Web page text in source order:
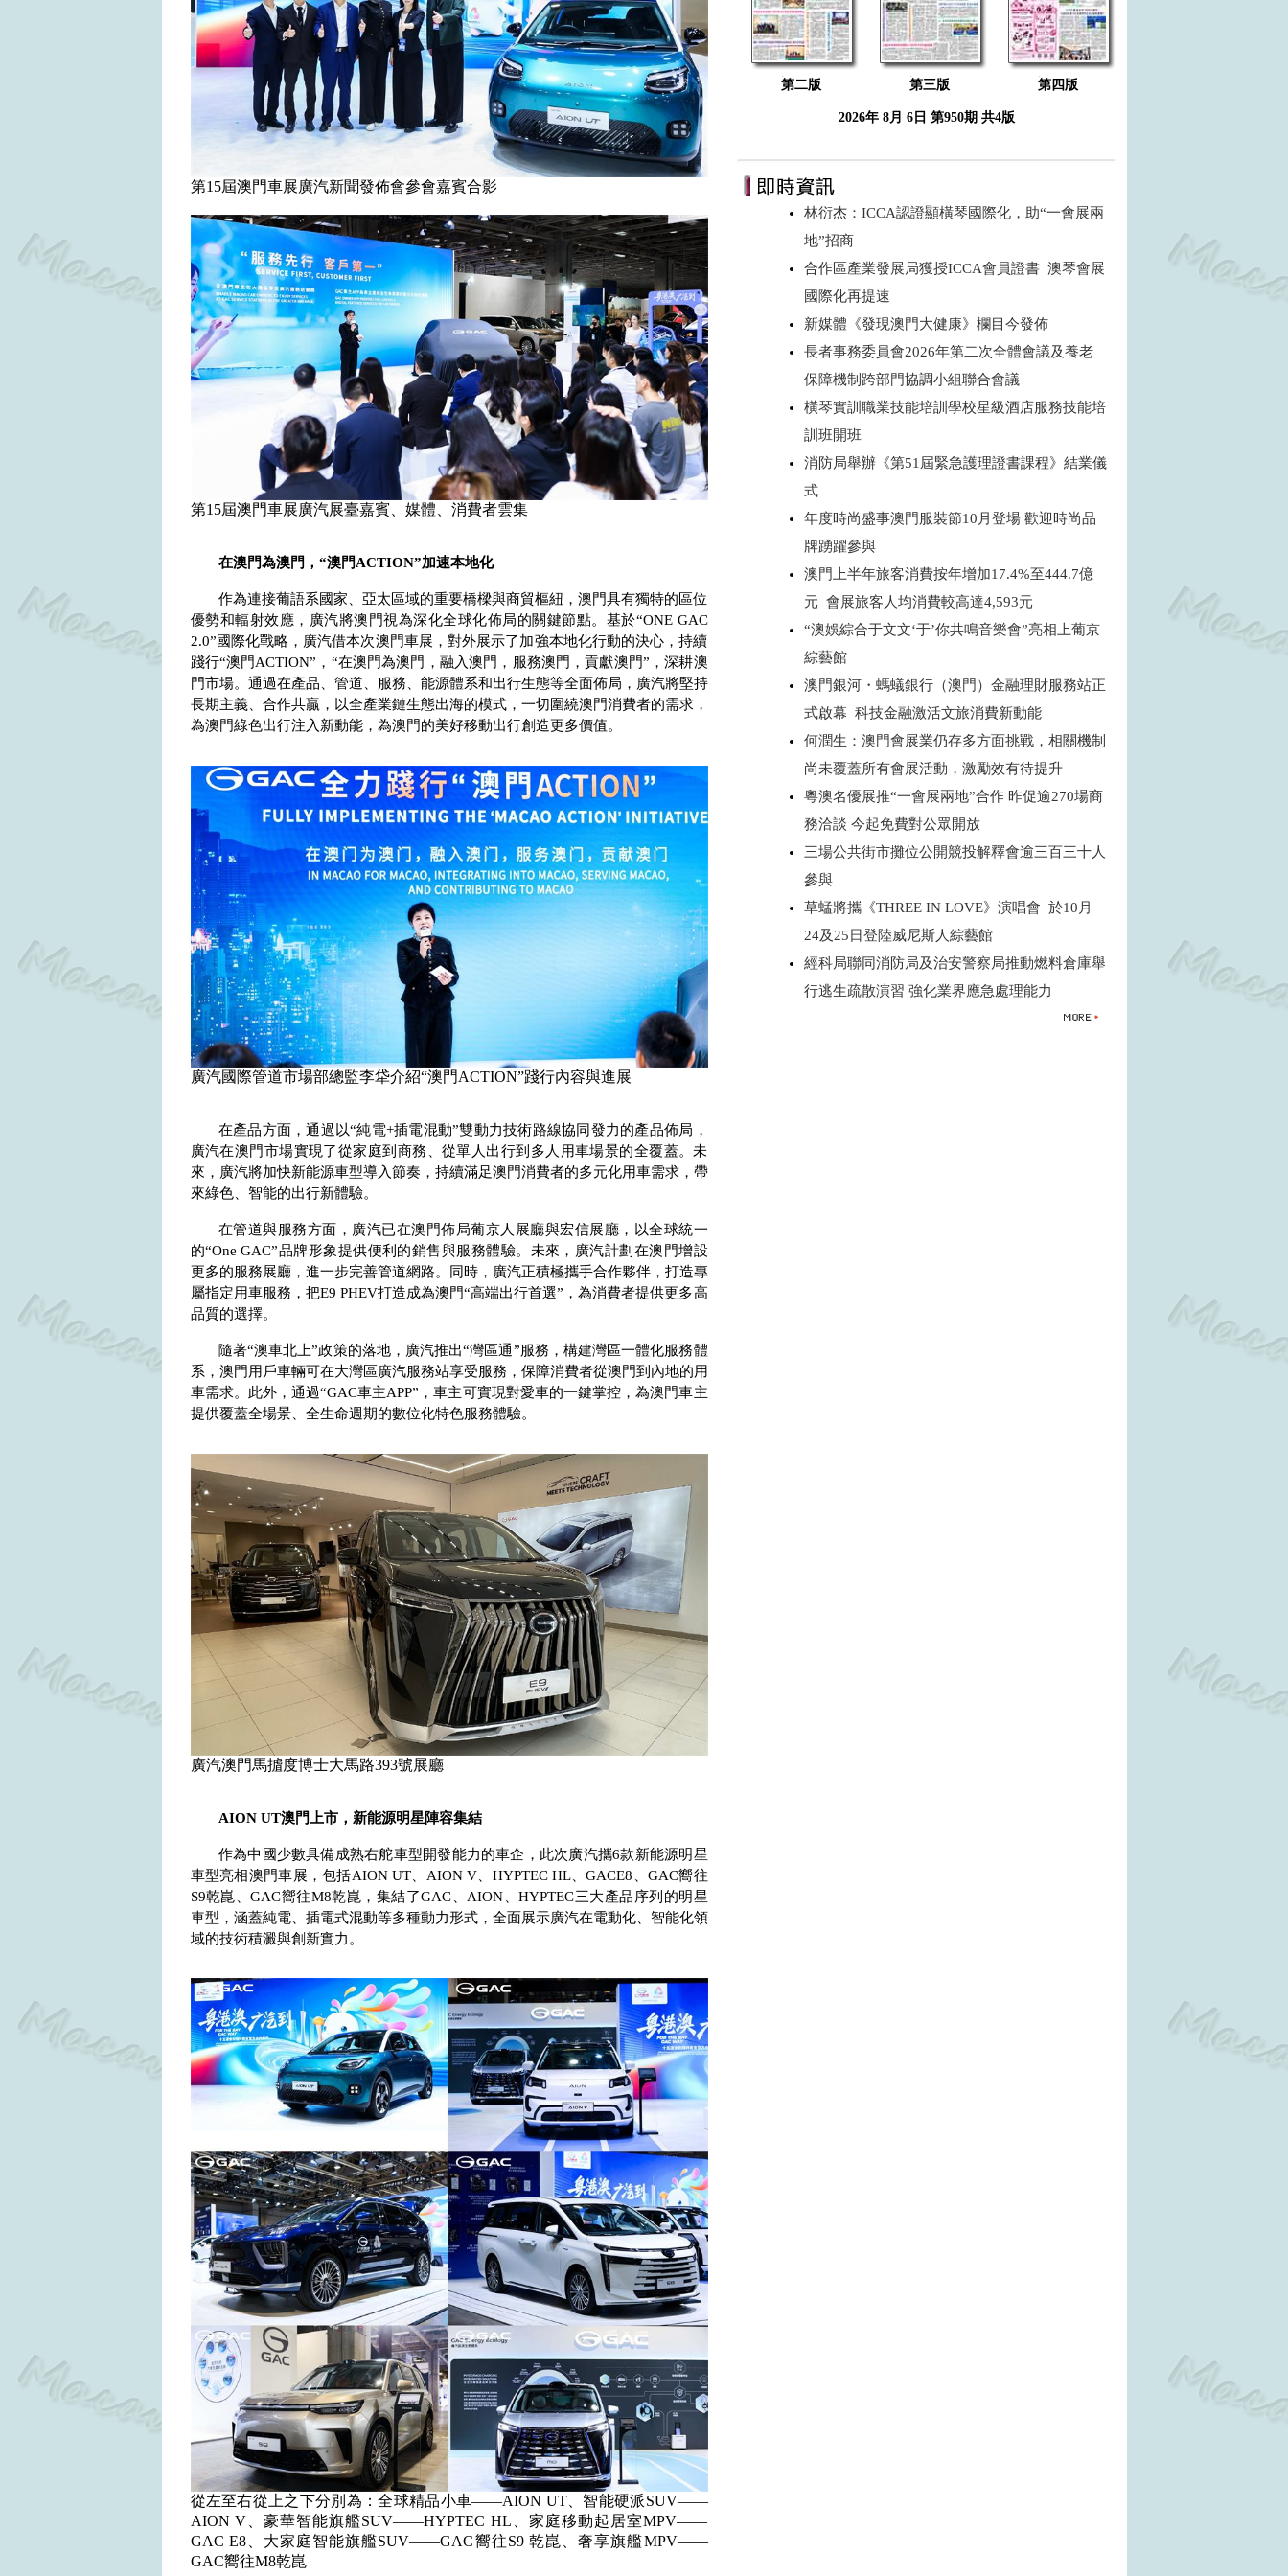
第15屆澳門車展廣汽新聞發佈會參會嘉賓合影
第15屆澳門車展廣汽展臺嘉賓、媒體、消費者雲集
在澳門為澳門，“澳門ACTION”加速本地化
作為連接葡語系國家、亞太區域的重要橋樑與商貿樞紐，澳門具有獨特的區位
優勢和輻射效應，廣汽將澳門視為深化全球化佈局的關鍵節點。基於“ONE GAC
2.0”國際化戰略，廣汽借本次澳門車展，對外展示了加強本地化行動的決心，持續
踐行“澳門ACTION”，“在澳門為澳門，融入澳門，服務澳門，貢獻澳門”，深耕澳
門市場。通過在產品、管道、服務、能源體系和出行生態等全面佈局，廣汽將堅持
長期主義、合作共贏，以全產業鏈生態出海的模式，一切圍繞澳門消費者的需求，
為澳門綠色出行注入新動能，為澳門的美好移動出行創造更多價值。
廣汽國際管道市場部總監李牮介紹“澳門ACTION”踐行內容與進展
在產品方面，通過以“純電+插電混動”雙動力技術路線協同發力的產品佈局，
廣汽在澳門市場實現了從家庭到商務、從單人出行到多人用車場景的全覆蓋。未
來，廣汽將加快新能源車型導入節奏，持續滿足澳門消費者的多元化用車需求，帶
來綠色、智能的出行新體驗。
在管道與服務方面，廣汽已在澳門佈局葡京人展廳與宏信展廳，以全球統一
的“One GAC”品牌形象提供便利的銷售與服務體驗。未來，廣汽計劃在澳門增設
更多的服務展廳，進一步完善管道網路。同時，廣汽正積極攜手合作夥伴，打造專
屬指定用車服務，把E9 PHEV打造成為澳門“高端出行首選”，為消費者提供更多高
品質的選擇。
隨著“澳車北上”政策的落地，廣汽推出“灣區通”服務，構建灣區一體化服務體
系，澳門用戶車輛可在大灣區廣汽服務站享受服務，保障消費者從澳門到內地的用
車需求。此外，通過“GAC車主APP”，車主可實現對愛車的一鍵掌控，為澳門車主
提供覆蓋全場景、全生命週期的數位化特色服務體驗。
廣汽澳門馬摣度博士大馬路393號展廳
AION UT澳門上市，新能源明星陣容集結
作為中國少數具備成熟右舵車型開發能力的車企，此次廣汽攜6款新能源明星
車型亮相澳門車展，包括AION UT AION V、 HYPTEC HL、GACE8 GAC嚮往
S9乾崑、GAC嚮往M8乾崑，集結了GAC AION 、HYPTEC三大產品序列的明星
車型，涵蓋純電、插電式混動等多種動力形式，全面展示廣汽在電動化、智能化領
域的技術積澱與創新實力。
從左至右從上之下分別為：全球精品小車——AION UT、智能硬派SUV——
AION V、豪華智能旗艦SUV——HYPTEC HL、家庭移動起居室MPV——
GAC E8、大家庭智能旗艦SUV——GAC嚮往S9 乾崑、奢享旗艦MPV——
GAC嚮往M8乾崑
第二版 第三版 第四版
2026年 8月 6日 第950期 共4版
林衍杰：ICCA認證顯橫琴國際化，助“一會展兩
地”招商
合作區產業發展局獲授ICCA會員證書 澳琴會展
國際化再提速
新媒體《發現澳門大健康》欄目今發佈
長者事務委員會2026年第二次全體會議及養老
保障機制跨部門協調小組聯合會議
橫琴實訓職業技能培訓學校星級酒店服務技能培
訓班開班
消防局舉辦《第51屆緊急護理證書課程》結業儀
式
年度時尚盛事澳門服裝節10月登場 歡迎時尚品
牌踴躍參與
澳門上半年旅客消費按年增加17.4%至444.7億
元 會展旅客人均消費較高達4,593元
“澳娛綜合于文文‘于’你共鳴音樂會”亮相上葡京
綜藝館
澳門銀河・螞蟻銀行（澳門）金融理財服務站正
式啟幕 科技金融激活文旅消費新動能
何潤生：澳門會展業仍存多方面挑戰，相關機制
尚未覆蓋所有會展活動，激勵效有待提升
粵澳名優展推“一會展兩地”合作 昨促逾270場商
務洽談 今起免費對公眾開放
三場公共街市攤位公開競投解釋會逾三百三十人
參與
草蜢將攜《THREE IN LOVE》演唱會 於10月
24及25日登陸威尼斯人綜藝館
經科局聯同消防局及治安警察局推動燃料倉庫舉
行逃生疏散演習 強化業界應急處理能力